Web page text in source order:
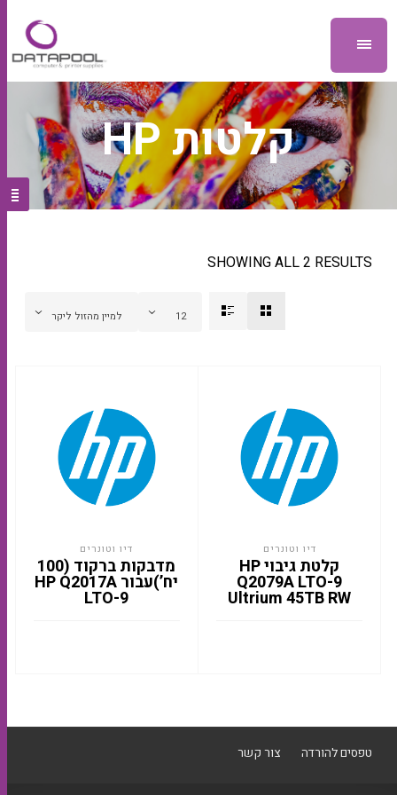
קלטות HP
SHOWING ALL 2 RESULTS
12 למיין מהזול ליקר
דיו וטונרים
מדבקות ברקוד (100
יח’)עבור HP Q2017A
LTO-9
דיו וטונרים
קלטת גיבוי HP
Q2079A LTO-9
Ultrium 45TB RW
טפסים להורדה צור קשר